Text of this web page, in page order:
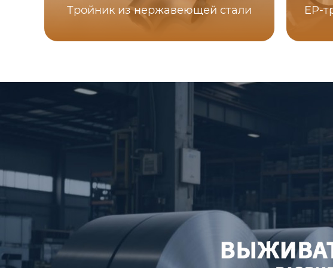
Тройник из нержавеющей стали EP-